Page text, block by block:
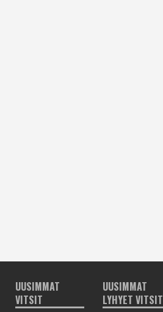
UUSIMMAT
VITSIT
UUSIMMAT
LYHYET VITSIT